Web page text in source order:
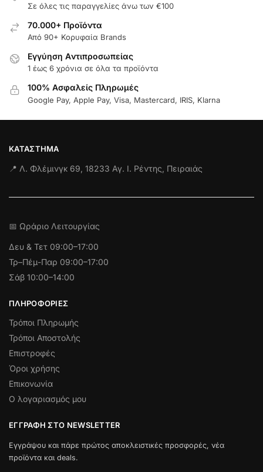
Σε όλες τις παραγγελίες άνω των €100
70.000+ Προϊόντα
Από 90+ Κορυφαία Brands
Εγγύηση Aντιπροσωπείας
1 έως 6 χρόνια σε όλα τα προϊόντα
100% Ασφαλείς Πληρωμές
Google Pay, Apple Pay, Visa, Mastercard, IRIS, Klarna
ΚΑΤΆΣΤΗΜΑ
📍 Λ. Φλέμινγκ 69, 18233 Αγ. Ι. Ρέντης, Πειραιάς
📅 Ωράριο Λειτουργίας
Δευ & Τετ 09:00–17:00
Τρ–Πέμ-Παρ 09:00–17:00
Σάβ 10:00–14:00
ΠΛΗΡΟΦΟΡΊΕΣ
Τρόποι Πληρωμής
Τρόποι Αποστολής
Επιστροφές
Όροι χρήσης
Επικονωνία
Ο λογαριασμός μου
ΕΓΓΡΑΦΉ ΣΤΟ NEWSLETTER
Εγγράψου και πάρε πρώτος αποκλειστικές προσφορές, νέα
προϊόντα και deals.